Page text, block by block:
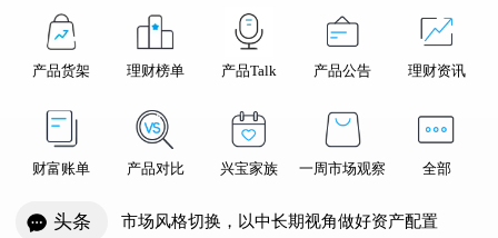
产品货架 理财榜单 产品Talk 产品公告 理财资讯
财富账单 产品对比 兴宝家族 一周市场观察 全部
头条
一文看懂｜看清短期扰动，把握中长期方向！
市场风格切换，以中长期视角做好资产配置